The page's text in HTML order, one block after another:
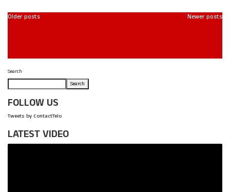
Older posts Newer posts
Search
Search
FOLLOW US
Tweets by ContactTelo
LATEST VIDEO